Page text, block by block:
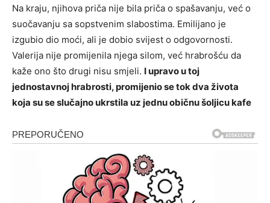
Na kraju, njihova priča nije bila priča o spašavanju, već o
suočavanju sa sopstvenim slabostima. Emilijano je
izgubio dio moći, ali je dobio svijest o odgovornosti.
Valerija nije promijenila njega silom, već hrabrošću da
kaže ono što drugi nisu smjeli. I upravo u toj
jednostavnoj hrabrosti, promijenio se tok dva života
koja su se slučajno ukrstila uz jednu običnu šoljicu kafe